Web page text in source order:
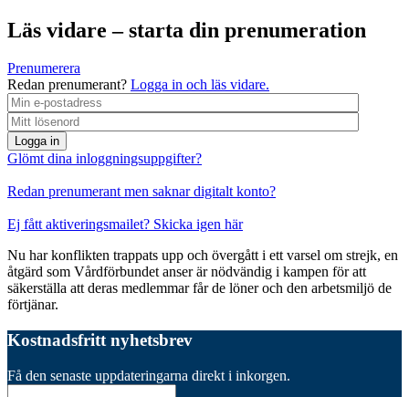
Läs vidare – starta din prenumeration
Prenumerera
Redan prenumerant? Logga in och läs vidare.
Logga in
Glömt dina inloggningsuppgifter?
Redan prenumerant men saknar digitalt konto?
Ej fått aktiveringsmailet? Skicka igen här
Nu har konflikten trappats upp och övergått i ett varsel om strejk, en
åtgärd som Vårdförbundet anser är nödvändig i kampen för att
säkerställa att deras medlemmar får de löner och den arbetsmiljö de
förtjänar.
Kostnadsfritt nyhetsbrev
Få den senaste uppdateringarna direkt i inkorgen.